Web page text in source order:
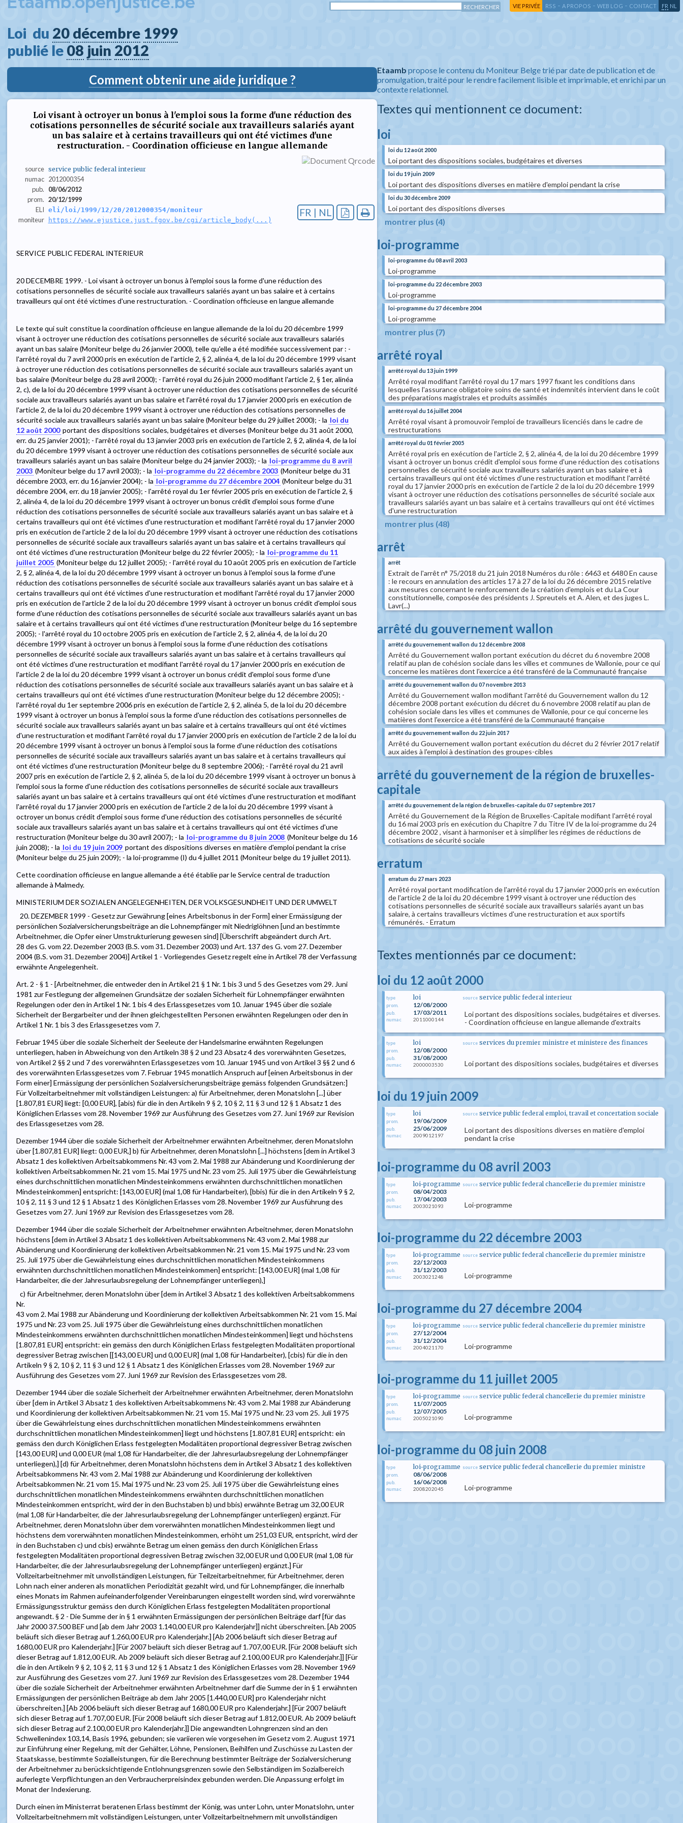
VIE PRIVÉE RSS - A PROPOS - WEB LOG - CONTACT FR NL
Loi  du 20 décembre 1999
publié le 08 juin 2012
Comment obtenir une aide juridique ?
Loi visant à octroyer un bonus à l'emploi sous la forme d'une réduction des
cotisations personnelles de sécurité sociale aux travailleurs salariés ayant
un bas salaire et à certains travailleurs qui ont été victimes d'une
restructuration. - Coordination officieuse en langue allemande
source service public federal interieur
numac 2012000354
pub.
08/06/2012
prom. 20/12/1999
ELI eli/loi/1999/12/20/2012000354/moniteur
moniteur https://www.ejustice.just.fgov.be/cgi/article_body(...)
FR | NL
SERVICE PUBLIC FEDERAL INTERIEUR
20 DECEMBRE 1999. - Loi visant à octroyer un bonus à l'emploi sous la forme d'une réduction des
cotisations personnelles de sécurité sociale aux travailleurs salariés ayant un bas salaire et à certains
travailleurs qui ont été victimes d'une restructuration. - Coordination officieuse en langue allemande
Le texte qui suit constitue la coordination officieuse en langue allemande de la loi du 20 décembre 1999
visant à octroyer une réduction des cotisations personnelles de sécurité sociale aux travailleurs salariés
ayant un bas salaire (Moniteur belge du 26 janvier 2000), telle qu'elle a été modifiée successivement par : -
l'arrêté royal du 7 avril 2000 pris en exécution de l'article 2, § 2, alinéa 4, de la loi du 20 décembre 1999 visant
à octroyer une réduction des cotisations personnelles de sécurité sociale aux travailleurs salariés ayant un
bas salaire (Moniteur belge du 28 avril 2000); - l'arrêté royal du 26 juin 2000 modifiant l'article 2, § 1er, alinéa
2, c), de la loi du 20 décembre 1999 visant à octroyer une réduction des cotisations personnelles de sécurité
sociale aux travailleurs salariés ayant un bas salaire et l'arrêté royal du 17 janvier 2000 pris en exécution de
l'article 2, de la loi du 20 décembre 1999 visant à octroyer une réduction des cotisations personnelles de
sécurité sociale aux travailleurs salariés ayant un bas salaire (Moniteur belge du 29 juillet 2000); - la loi du
12 août 2000 portant des dispositions sociales, budgétaires et diverses (Moniteur belge du 31 août 2000,
err. du 25 janvier 2001); - l'arrêté royal du 13 janvier 2003 pris en exécution de l'article 2, § 2, alinéa 4, de la loi
du 20 décembre 1999 visant à octroyer une réduction des cotisations personnelles de sécurité sociale aux
travailleurs salariés ayant un bas salaire (Moniteur belge du 24 janvier 2003); - la loi-programme du 8 avril
2003 (Moniteur belge du 17 avril 2003); - la loi-programme du 22 décembre 2003 (Moniteur belge du 31
décembre 2003, err. du 16 janvier 2004); - la loi-programme du 27 décembre 2004 (Moniteur belge du 31
décembre 2004, err. du 18 janvier 2005); - l'arrêté royal du 1er février 2005 pris en exécution de l'article 2, §
2, alinéa 4, de la loi du 20 décembre 1999 visant à octroyer un bonus crédit d'emploi sous forme d'une
réduction des cotisations personnelles de sécurité sociale aux travailleurs salariés ayant un bas salaire et à
certains travailleurs qui ont été victimes d'une restructuration et modifiant l'arrêté royal du 17 janvier 2000
pris en exécution de l'article 2 de la loi du 20 décembre 1999 visant à octroyer une réduction des cotisations
personnelles de sécurité sociale aux travailleurs salariés ayant un bas salaire et à certains travailleurs qui
ont été victimes d'une restructuration (Moniteur belge du 22 février 2005); - la loi-programme du 11
juillet 2005 (Moniteur belge du 12 juillet 2005); - l'arrêté royal du 10 août 2005 pris en exécution de l'article
2, § 2, alinéa 4, de la loi du 20 décembre 1999 visant à octroyer un bonus à l'emploi sous la forme d'une
réduction des cotisations personnelles de sécurité sociale aux travailleurs salariés ayant un bas salaire et à
certains travailleurs qui ont été victimes d'une restructuration et modifiant l'arrêté royal du 17 janvier 2000
pris en exécution de l'article 2 de la loi du 20 décembre 1999 visant à octroyer un bonus crédit d'emploi sous
forme d'une réduction des cotisations personnelles de sécurité sociale aux travailleurs salariés ayant un bas
salaire et à certains travailleurs qui ont été victimes d'une restructuration (Moniteur belge du 16 septembre
2005); - l'arrêté royal du 10 octobre 2005 pris en exécution de l'article 2, § 2, alinéa 4, de la loi du 20
décembre 1999 visant à octroyer un bonus à l'emploi sous la forme d'une réduction des cotisations
personnelles de sécurité sociale aux travailleurs salariés ayant un bas salaire et à certains travailleurs qui
ont été victimes d'une restructuration et modifiant l'arrêté royal du 17 janvier 2000 pris en exécution de
l'article 2 de la loi du 20 décembre 1999 visant à octroyer un bonus crédit d'emploi sous forme d'une
réduction des cotisations personnelles de sécurité sociale aux travailleurs salariés ayant un bas salaire et à
certains travailleurs qui ont été victimes d'une restructuration (Moniteur belge du 12 décembre 2005); -
l'arrêté royal du 1er septembre 2006 pris en exécution de l'article 2, § 2, alinéa 5, de la loi du 20 décembre
1999 visant à octroyer un bonus à l'emploi sous la forme d'une réduction des cotisations personnelles de
sécurité sociale aux travailleurs salariés ayant un bas salaire et à certains travailleurs qui ont été victimes
d'une restructuration et modifiant l'arrêté royal du 17 janvier 2000 pris en exécution de l'article 2 de la loi du
20 décembre 1999 visant à octroyer un bonus à l'emploi sous la forme d'une réduction des cotisations
personnelles de sécurité sociale aux travailleurs salariés ayant un bas salaire et à certains travailleurs qui
ont été victimes d'une restructuration (Moniteur belge du 8 septembre 2006); - l'arrêté royal du 21 avril
2007 pris en exécution de l'article 2, § 2, alinéa 5, de la loi du 20 décembre 1999 visant à octroyer un bonus à
l'emploi sous la forme d'une réduction des cotisations personnelles de sécurité sociale aux travailleurs
salariés ayant un bas salaire et à certains travailleurs qui ont été victimes d'une restructuration et modifiant
l'arrêté royal du 17 janvier 2000 pris en exécution de l'article 2 de la loi du 20 décembre 1999 visant à
octroyer un bonus crédit d'emploi sous forme d'une réduction des cotisations personnelles de sécurité
sociale aux travailleurs salariés ayant un bas salaire et à certains travailleurs qui ont été victimes d'une
restructuration (Moniteur belge du 30 avril 2007); - la loi-programme du 8 juin 2008 (Moniteur belge du 16
juin 2008); - la loi du 19 juin 2009 portant des dispositions diverses en matière d'emploi pendant la crise
(Moniteur belge du 25 juin 2009); - la loi-programme (I) du 4 juillet 2011 (Moniteur belge du 19 juillet 2011).
Cette coordination officieuse en langue allemande a été établie par le Service central de traduction
allemande à Malmedy.
MINISTERIUM DER SOZIALEN ANGELEGENHEITEN, DER VOLKSGESUNDHEIT UND DER UMWELT
20. DEZEMBER 1999 - Gesetz zur Gewährung [eines Arbeitsbonus in der Form] einer Ermässigung der
persönlichen Sozialversicherungsbeiträge an die Lohnempfänger mit Niedriglöhnen [und an bestimmte
Arbeitnehmer, die Opfer einer Umstrukturierung gewesen sind] [Überschrift abgeändert durch Art.
28 des G. vom 22. Dezember 2003 (B.S. vom 31. Dezember 2003) und Art. 137 des G. vom 27. Dezember
2004 (B.S. vom 31. Dezember 2004)] Artikel 1 - Vorliegendes Gesetz regelt eine in Artikel 78 der Verfassung
erwähnte Angelegenheit.
Art. 2 - § 1 - [Arbeitnehmer, die entweder den in Artikel 21 § 1 Nr. 1 bis 3 und 5 des Gesetzes vom 29. Juni
1981 zur Festlegung der allgemeinen Grundsätze der sozialen Sicherheit für Lohnempfänger erwähnten
Regelungen oder den in Artikel 1 Nr. 1 bis 4 des Erlassgesetzes vom 10. Januar 1945 über die soziale
Sicherheit der Bergarbeiter und der ihnen gleichgestellten Personen erwähnten Regelungen oder den in
Artikel 1 Nr. 1 bis 3 des Erlassgesetzes vom 7.
Februar 1945 über die soziale Sicherheit der Seeleute der Handelsmarine erwähnten Regelungen
unterliegen, haben in Abweichung von den Artikeln 38 § 2 und 23 Absatz 4 des vorerwähnten Gesetzes,
von Artikel 2 §§ 2 und 7 des vorerwähnten Erlassgesetzes vom 10. Januar 1945 und von Artikel 3 §§ 2 und 6
des vorerwähnten Erlassgesetzes vom 7. Februar 1945 monatlich Anspruch auf [einen Arbeitsbonus in der
Form einer] Ermässigung der persönlichen Sozialversicherungsbeiträge gemäss folgenden Grundsätzen:]
Für Vollzeitarbeitnehmer mit vollständigen Leistungen: a) für Arbeitnehmer, deren Monatslohn [...] über
[1.807,81 EUR] liegt: [0,00 EUR], [abis) für die in den Artikeln 9 § 2, 10 § 2, 11 § 3 und 12 § 1 Absatz 1 des
Königlichen Erlasses vom 28. November 1969 zur Ausführung des Gesetzes vom 27. Juni 1969 zur Revision
des Erlassgesetzes vom 28.
Dezember 1944 über die soziale Sicherheit der Arbeitnehmer erwähnten Arbeitnehmer, deren Monatslohn
über [1.807,81 EUR] liegt: 0,00 EUR,] b) für Arbeitnehmer, deren Monatslohn [...] höchstens [dem in Artikel 3
Absatz 1 des kollektiven Arbeitsabkommens Nr. 43 vom 2. Mai 1988 zur Abänderung und Koordinierung der
kollektiven Arbeitsabkommen Nr. 21 vom 15. Mai 1975 und Nr. 23 vom 25. Juli 1975 über die Gewährleistung
eines durchschnittlichen monatlichen Mindesteinkommens erwähnten durchschnittlichen monatlichen
Mindesteinkommen] entspricht: [143,00 EUR] (mal 1,08 für Handarbeiter), [bbis) für die in den Artikeln 9 § 2,
10 § 2, 11 § 3 und 12 § 1 Absatz 1 des Königlichen Erlasses vom 28. November 1969 zur Ausführung des
Gesetzes vom 27. Juni 1969 zur Revision des Erlassgesetzes vom 28.
Dezember 1944 über die soziale Sicherheit der Arbeitnehmer erwähnten Arbeitnehmer, deren Monatslohn
höchstens [dem in Artikel 3 Absatz 1 des kollektiven Arbeitsabkommens Nr. 43 vom 2. Mai 1988 zur
Abänderung und Koordinierung der kollektiven Arbeitsabkommen Nr. 21 vom 15. Mai 1975 und Nr. 23 vom
25. Juli 1975 über die Gewährleistung eines durchschnittlichen monatlichen Mindesteinkommens
erwähnten durchschnittlichen monatlichen Mindesteinkommen] entspricht: [143,00 EUR] (mal 1,08 für
Handarbeiter, die der Jahresurlaubsregelung der Lohnempfänger unterliegen),]
c) für Arbeitnehmer, deren Monatslohn über [dem in Artikel 3 Absatz 1 des kollektiven Arbeitsabkommens
Nr.
43 vom 2. Mai 1988 zur Abänderung und Koordinierung der kollektiven Arbeitsabkommen Nr. 21 vom 15. Mai
1975 und Nr. 23 vom 25. Juli 1975 über die Gewährleistung eines durchschnittlichen monatlichen
Mindesteinkommens erwähnten durchschnittlichen monatlichen Mindesteinkommen] liegt und höchstens
[1.807,81 EUR] entspricht: ein gemäss den durch Königlichen Erlass festgelegten Modalitäten proportional
degressiver Betrag zwischen [[143,00 EUR] und 0,00 EUR] (mal 1,08 für Handarbeiter), [cbis) für die in den
Artikeln 9 § 2, 10 § 2, 11 § 3 und 12 § 1 Absatz 1 des Königlichen Erlasses vom 28. November 1969 zur
Ausführung des Gesetzes vom 27. Juni 1969 zur Revision des Erlassgesetzes vom 28.
Dezember 1944 über die soziale Sicherheit der Arbeitnehmer erwähnten Arbeitnehmer, deren Monatslohn
über [dem in Artikel 3 Absatz 1 des kollektiven Arbeitsabkommens Nr. 43 vom 2. Mai 1988 zur Abänderung
und Koordinierung der kollektiven Arbeitsabkommen Nr. 21 vom 15. Mai 1975 und Nr. 23 vom 25. Juli 1975
über die Gewährleistung eines durchschnittlichen monatlichen Mindesteinkommens erwähnten
durchschnittlichen monatlichen Mindesteinkommen] liegt und höchstens [1.807,81 EUR] entspricht: ein
gemäss den durch Königlichen Erlass festgelegten Modalitäten proportional degressiver Betrag zwischen
[143,00 EUR] und 0,00 EUR (mal 1,08 für Handarbeiter, die der Jahresurlaubsregelung der Lohnempfänger
unterliegen),] [d) für Arbeitnehmer, deren Monatslohn höchstens dem in Artikel 3 Absatz 1 des kollektiven
Arbeitsabkommens Nr. 43 vom 2. Mai 1988 zur Abänderung und Koordinierung der kollektiven
Arbeitsabkommen Nr. 21 vom 15. Mai 1975 und Nr. 23 vom 25. Juli 1975 über die Gewährleistung eines
durchschnittlichen monatlichen Mindesteinkommens erwähnten durchschnittlichen monatlichen
Mindesteinkommen entspricht, wird der in den Buchstaben b) und bbis) erwähnte Betrag um 32,00 EUR
(mal 1,08 für Handarbeiter, die der Jahresurlaubsregelung der Lohnempfänger unterliegen) ergänzt. Für
Arbeitnehmer, deren Monatslohn über dem vorerwähnten monatlichen Mindesteinkommen liegt und
höchstens dem vorerwähnten monatlichen Mindesteinkommen, erhöht um 251,03 EUR, entspricht, wird der
in den Buchstaben c) und cbis) erwähnte Betrag um einen gemäss den durch Königlichen Erlass
festgelegten Modalitäten proportional degressiven Betrag zwischen 32,00 EUR und 0,00 EUR (mal 1,08 für
Handarbeiter, die der Jahresurlaubsregelung der Lohnempfänger unterliegen) ergänzt.] Für
Vollzeitarbeitnehmer mit unvollständigen Leistungen, für Teilzeitarbeitnehmer, für Arbeitnehmer, deren
Lohn nach einer anderen als monatlichen Periodizität gezahlt wird, und für Lohnempfänger, die innerhalb
eines Monats im Rahmen aufeinanderfolgender Vereinbarungen eingestellt worden sind, wird vorerwähnte
Ermässigungsstruktur gemäss den durch Königlichen Erlass festgelegten Modalitäten proportional
angewandt. § 2 - Die Summe der in § 1 erwähnten Ermässigungen der persönlichen Beiträge darf [für das
Jahr 2000 37.500 BEF und [ab dem Jahr 2003 1.140,00 EUR pro Kalenderjahr]] nicht überschreiten. [Ab 2005
beläuft sich dieser Betrag auf 1.260,00 EUR pro Kalenderjahr.] [Ab 2006 beläuft sich dieser Betrag auf
1680,00 EUR pro Kalenderjahr.] [Für 2007 beläuft sich dieser Betrag auf 1.707,00 EUR. [Für 2008 beläuft sich
dieser Betrag auf 1.812,00 EUR. Ab 2009 beläuft sich dieser Betrag auf 2.100,00 EUR pro Kalenderjahr.]] [Für
die in den Artikeln 9 § 2, 10 § 2, 11 § 3 und 12 § 1 Absatz 1 des Königlichen Erlasses vom 28. November 1969
zur Ausführung des Gesetzes vom 27. Juni 1969 zur Revision des Erlassgesetzes vom 28. Dezember 1944
über die soziale Sicherheit der Arbeitnehmer erwähnten Arbeitnehmer darf die Summe der in § 1 erwähnten
Ermässigungen der persönlichen Beiträge ab dem Jahr 2005 [1.440,00 EUR] pro Kalenderjahr nicht
überschreiten.] [Ab 2006 beläuft sich dieser Betrag auf 1680,00 EUR pro Kalenderjahr.] [Für 2007 beläuft
sich dieser Betrag auf 1.707,00 EUR. [Für 2008 beläuft sich dieser Betrag auf 1.812,00 EUR. Ab 2009 beläuft
sich dieser Betrag auf 2.100,00 EUR pro Kalenderjahr.]] Die angewandten Lohngrenzen sind an den
Schwellenindex 103,14, Basis 1996, gebunden; sie variieren wie vorgesehen im Gesetz vom 2. August 1971
zur Einführung einer Regelung, mit der Gehälter, Löhne, Pensionen, Beihilfen und Zuschüsse zu Lasten der
Staatskasse, bestimmte Sozialleistungen, für die Berechnung bestimmter Beiträge der Sozialversicherung
der Arbeitnehmer zu berücksichtigende Entlohnungsgrenzen sowie den Selbständigen im Sozialbereich
auferlegte Verpflichtungen an den Verbraucherpreisindex gebunden werden. Die Anpassung erfolgt im
Monat der Indexierung.
Durch einen im Ministerrat beratenen Erlass bestimmt der König, was unter Lohn, unter Monatslohn, unter
Vollzeitarbeitnehmern mit vollständigen Leistungen, unter Vollzeitarbeitnehmern mit unvollständigen
Etaamb propose le contenu du Moniteur Belge trié par date de publication et de
promulgation, traité pour le rendre facilement lisible et imprimable, et enrichi par un
contexte relationnel.
Textes qui mentionnent ce document:
loi
loi du 12 août 2000
Loi portant des dispositions sociales, budgétaires et diverses
loi du 19 juin 2009
Loi portant des dispositions diverses en matière d'emploi pendant la crise
loi du 30 décembre 2009
Loi portant des dispositions diverses
montrer plus (4)
loi-programme
loi-programme du 08 avril 2003
Loi-programme
loi-programme du 22 décembre 2003
Loi-programme
loi-programme du 27 décembre 2004
Loi-programme
montrer plus (7)
arrêté royal
arrêté royal du 13 juin 1999
Arrêté royal modifiant l'arrêté royal du 17 mars 1997 fixant les conditions dans
lesquelles l'assurance obligatoire soins de santé et indemnités intervient dans le coût
des préparations magistrales et produits assimilés
arrêté royal du 16 juillet 2004
Arrêté royal visant à promouvoir l'emploi de travailleurs licenciés dans le cadre de
restructurations
arrêté royal du 01 février 2005
Arrêté royal pris en exécution de l'article 2, § 2, alinéa 4, de la loi du 20 décembre 1999
visant à octroyer un bonus crédit d'emploi sous forme d'une réduction des cotisations
personnelles de sécurité sociale aux travailleurs salariés ayant un bas salaire et à
certains travailleurs qui ont été victimes d'une restructuration et modifiant l'arrêté
royal du 17 janvier 2000 pris en exécution de l'article 2 de la loi du 20 décembre 1999
visant à octroyer une réduction des cotisations personnelles de sécurité sociale aux
travailleurs salariés ayant un bas salaire et à certains travailleurs qui ont été victimes
d'une restructuration
montrer plus (48)
arrêt
arrêt
Extrait de l'arrêt n° 75/2018 du 21 juin 2018 Numéros du rôle : 6463 et 6480 En cause
: le recours en annulation des articles 17 à 27 de la loi du 26 décembre 2015 relative
aux mesures concernant le renforcement de la création d'emplois et du La Cour
constitutionnelle, composée des présidents J. Spreutels et A. Alen, et des juges L.
Lavr(...)
arrêté du gouvernement wallon
arrêté du gouvernement wallon du 12 décembre 2008
Arrêté du Gouvernement wallon portant exécution du décret du 6 novembre 2008
relatif au plan de cohésion sociale dans les villes et communes de Wallonie, pour ce qui
concerne les matières dont l'exercice a été transféré de la Communauté française
arrêté du gouvernement wallon du 07 novembre 2013
Arrêté du Gouvernement wallon modifiant l'arrêté du Gouvernement wallon du 12
décembre 2008 portant exécution du décret du 6 novembre 2008 relatif au plan de
cohésion sociale dans les villes et communes de Wallonie, pour ce qui concerne les
matières dont l'exercice a été transféré de la Communauté française
arrêté du gouvernement wallon du 22 juin 2017
Arrêté du Gouvernement wallon portant exécution du décret du 2 février 2017 relatif
aux aides à l'emploi à destination des groupes-cibles
arrêté du gouvernement de la région de bruxelles-
capitale
arrêté du gouvernement de la région de bruxelles-capitale du 07 septembre 2017
Arrêté du Gouvernement de la Région de Bruxelles-Capitale modifiant l'arrêté royal
du 16 mai 2003 pris en exécution du Chapitre 7 du Titre IV de la loi-programme du 24
décembre 2002 , visant à harmoniser et à simplifier les régimes de réductions de
cotisations de sécurité sociale
erratum
erratum du 27 mars 2023
Arrêté royal portant modification de l'arrêté royal du 17 janvier 2000 pris en exécution
de l'article 2 de la loi du 20 décembre 1999 visant à octroyer une réduction des
cotisations personnelles de sécurité sociale aux travailleurs salariés ayant un bas
salaire, à certains travailleurs victimes d'une restructuration et aux sportifs
rémunérés. - Erratum
Textes mentionnés par ce document:
loi du 12 août 2000
type loi
prom. 12/08/2000
pub. 17/03/2011
numac 2011000144
source service public federal interieur
Loi portant des dispositions sociales, budgétaires et diverses.
- Coordination officieuse en langue allemande d'extraits
type loi
prom. 12/08/2000
pub. 31/08/2000
numac 2000003530
source services du premier ministre et ministere des finances
Loi portant des dispositions sociales, budgétaires et diverses
loi du 19 juin 2009
type loi
prom. 19/06/2009
pub. 25/06/2009
numac 2009012197
source service public federal emploi, travail et concertation sociale
Loi portant des dispositions diverses en matière d'emploi
pendant la crise
loi-programme du 08 avril 2003
type loi-programme
prom. 08/04/2003
pub. 17/04/2003
numac 2003021093
source service public federal chancellerie du premier ministre
Loi-programme
loi-programme du 22 décembre 2003
type loi-programme
prom. 22/12/2003
pub. 31/12/2003
numac 2003021248
source service public federal chancellerie du premier ministre
Loi-programme
loi-programme du 27 décembre 2004
type loi-programme
prom. 27/12/2004
pub. 31/12/2004
numac 2004021170
source service public federal chancellerie du premier ministre
Loi-programme
loi-programme du 11 juillet 2005
type loi-programme
prom. 11/07/2005
pub. 12/07/2005
numac 2005021090
source service public federal chancellerie du premier ministre
Loi-programme
loi-programme du 08 juin 2008
type loi-programme
prom. 08/06/2008
pub. 16/06/2008
numac 2008202045
source service public federal chancellerie du premier ministre
Loi-programme